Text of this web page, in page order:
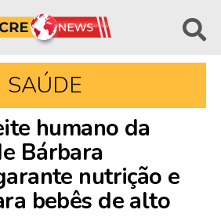
SAÚDE
humano da
Bárbara
nutrição e
bebês de alto